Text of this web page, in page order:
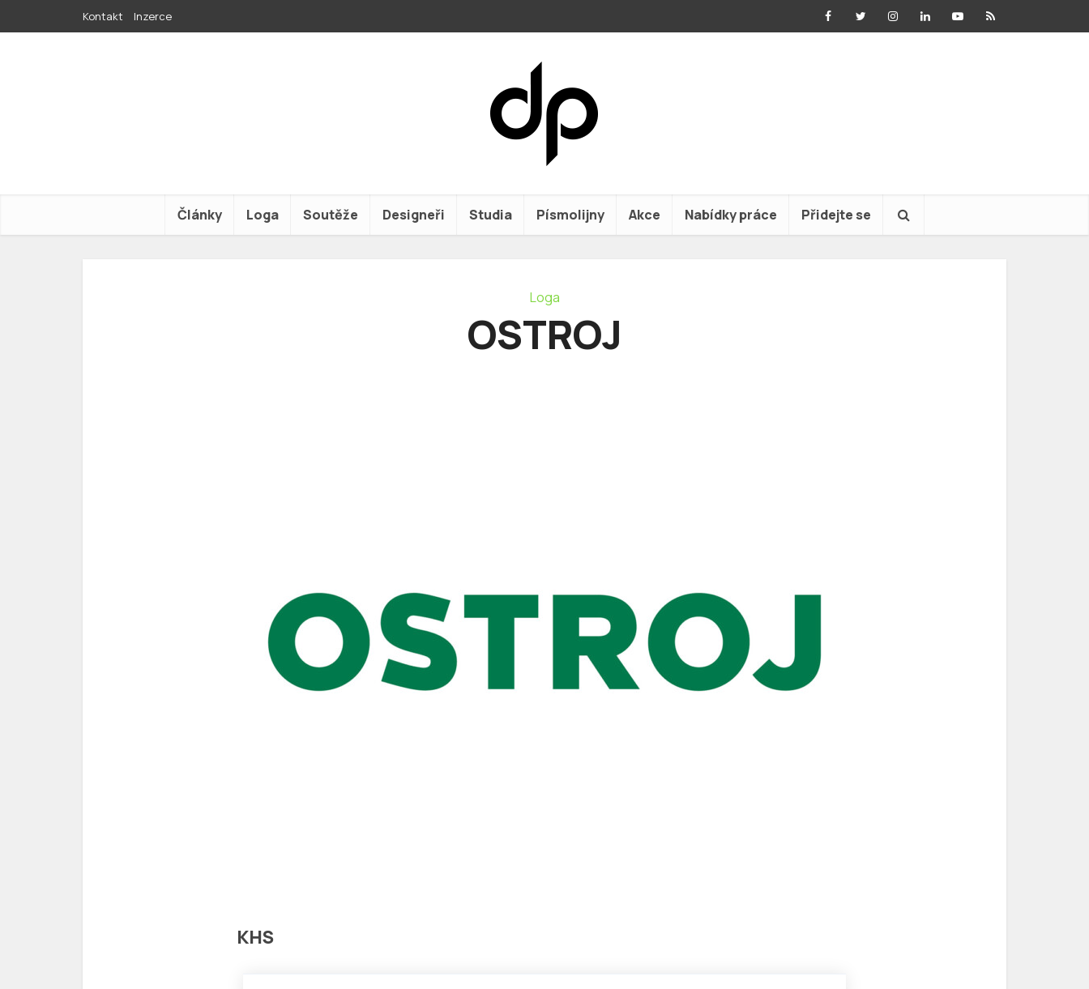
Kontakt Inzerce
Články Loga Soutěže Designeři Studia Písmolijny Akce Nabídky práce Přidejte se
Loga
OSTROJ
KHS